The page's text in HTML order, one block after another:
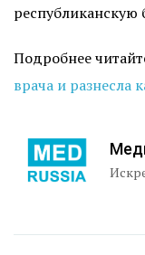
Подробнее
врача и разнесла